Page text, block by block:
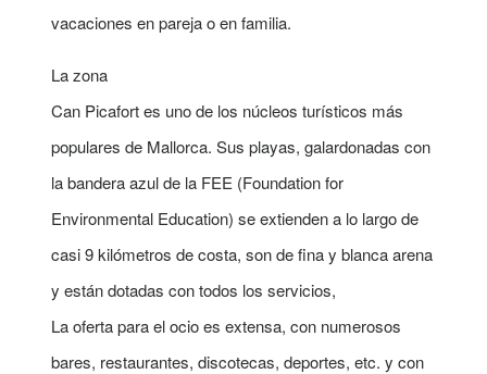
vacaciones en pareja o en familia.
La zona
Can Picafort es uno de los núcleos turísticos más
populares de Mallorca. Sus playas, galardonadas con
la bandera azul de la FEE (Foundation for
Environmental Education) se extienden a lo largo de
casi 9 kilómetros de costa, son de fina y blanca arena
y están dotadas con todos los servicios,
La oferta para el ocio es extensa, con numerosos
bares, restaurantes, discotecas, deportes, etc. y con